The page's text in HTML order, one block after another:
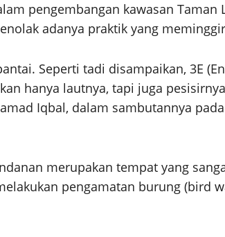
pengembangan kawasan Taman
adanya praktik yang
Seperti tadi disampaikan, 3E
hanya lautnya, tapi juga
Iqbal, dalam sambutannya
merupakan tempat yang
pengamatan burung (bird